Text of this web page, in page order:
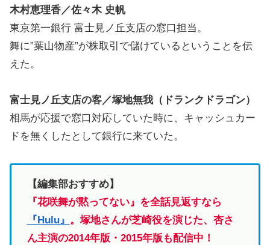
木村恵理香／佐々木 史帆
東京第一銀行 富士見ノ丘支店の窓口担当。
舞に”葉山物産”が株取引で儲けているということを伝
えた。
富士見ノ丘支店の客／塚地無我（ドランクドラゴン）
相馬が応援で窓口対応していた時に、キャッシュカー
ドを無くしたとして銀行に来ていた。
【編集部おすすめ】
『花咲舞が黙ってない』を全話見返すなら
『Hulu』 。塚地さんが芝崎役を演じた、杏さ
ん主演の2014年版・2015年版も配信中！